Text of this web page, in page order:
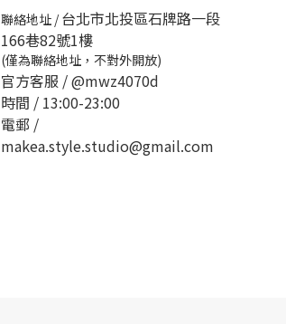
聯絡地址 /台北市北投區石牌路一段
166巷82號1樓
(僅為聯絡地址，不對外開放)
官方客服 /@mwz4070d
時間 / 13:00-23:00
電郵 /
makea.style.studio@gmail.com